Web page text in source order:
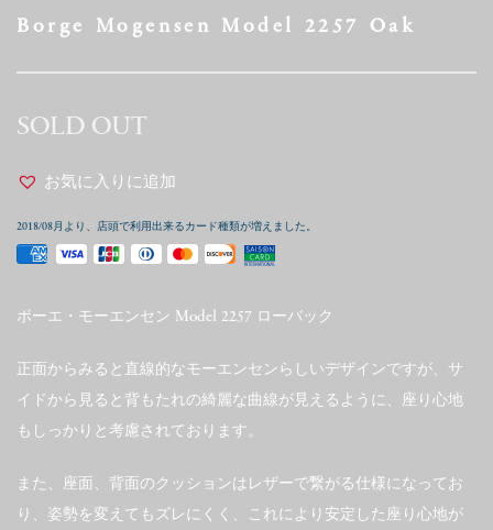
Borge Mogensen Model 2257 Oak
SOLD OUT
お気に入りに追加
2018/08月より、店頭で利用出来るカード種類が増えました。
ボーエ・モーエンセン Model 2257 ローバック
正面からみると直線的なモーエンセンらしいデザインですが、サ
イドから見ると背もたれの綺麗な曲線が見えるように、座り心地
もしっかりと考慮されております。
また、座面、背面のクッションはレザーで繋がる仕様になってお
り、姿勢を変えてもズレにくく、これにより安定した座り心地が